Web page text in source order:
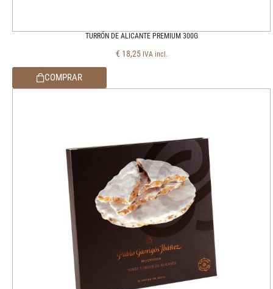
TURRÓN DE ALICANTE PREMIUM 300G
€ 18,25 IVA incl.
COMPRAR